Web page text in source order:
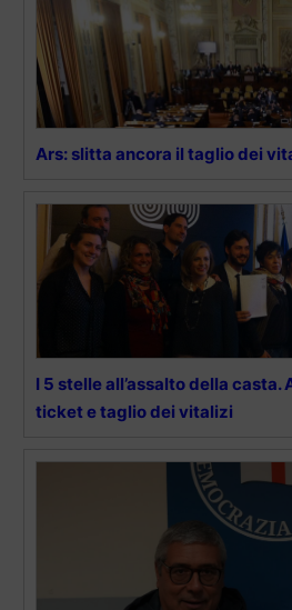
Ars: slitta ancora il taglio dei
I 5 stelle all’assalto della casta.
ticket e taglio dei vitalizi